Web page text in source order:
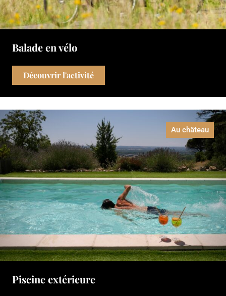
Balade en vélo
Découvrir l'activité
Au château
Piscine extérieure